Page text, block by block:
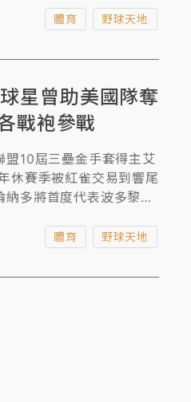
請求，希望能夠重新評
體育 野球天地
星曾助美國隊奪
戰袍參戰
盟10屆三壘金手套得主艾
休賽季被紅雀交易到響尾
多將首度代表波多黎各
體育 野球天地